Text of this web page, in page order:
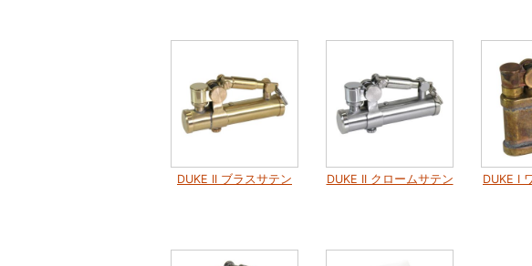
DUKE II ブラスサテン DUKE II クロームサテン DUKE I